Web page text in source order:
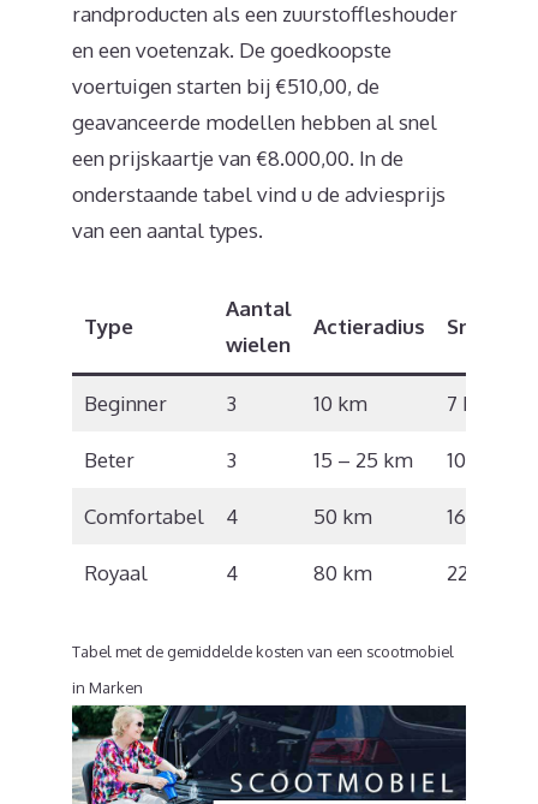
randproducten als een zuurstoffleshouder
en een voetenzak. De goedkoopste
voertuigen starten bij €510,00, de
geavanceerde modellen hebben al snel
een prijskaartje van €8.000,00. In de
onderstaande tabel vind u de adviesprijs
van een aantal types.
Type
Aantal
wielen
Actieradius Snelheid
Beginner 3 10 km 7 km/u
Beter 3 15 – 25 km 10 km/u
Comfortabel 4 50 km 16 km/u
Royaal 4 80 km 22 km/u
Tabel met de gemiddelde kosten van een scootmobiel
in Marken